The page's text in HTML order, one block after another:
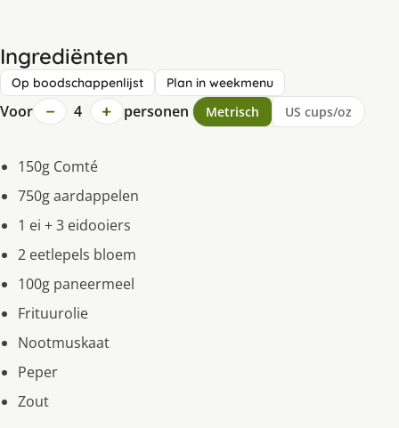
Ingrediënten
Op boodschappenlijst Plan in weekmenu
Voor − 4 + personen Metrisch US cups/oz
150g Comté
750g aardappelen
1 ei + 3 eidooiers
2 eetlepels bloem
100g paneermeel
Frituurolie
Nootmuskaat
Peper
Zout